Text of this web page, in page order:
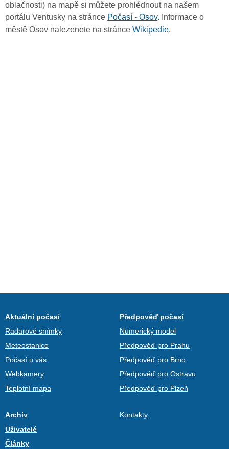
oblačnosti) na mapě si můžete prohlédnout na našem
portálu Ventusky na stránce Počasí - Osov. Informace o
městě Osov nalezenete na stránce Wikipedie.
Aktuální počasí
Radarové snímky
Meteostanice
Počasí u vás
Webkamery
Teplotní mapa
Předpověď počasí
Numerický model
Předpověď pro Prahu
Předpověď pro Brno
Předpověď pro Ostravu
Předpověď pro Plzeň
Archiv
Uživatelé
Články
Kontakty